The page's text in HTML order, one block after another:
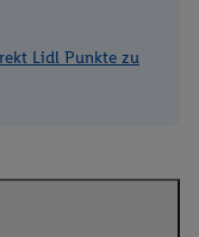
Lidl Punkte zu